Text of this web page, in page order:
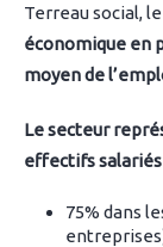
Terreau social,
économique en
moyen de
Le secteur
effectifs salariés
75% dans